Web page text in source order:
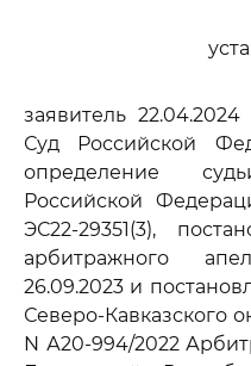
заявитель
Суд Российской
определение
Российской
ЭС22-29351(3),
арбитражного
26.09.2023 и
Северо-Кавказского
N А20-994/2022